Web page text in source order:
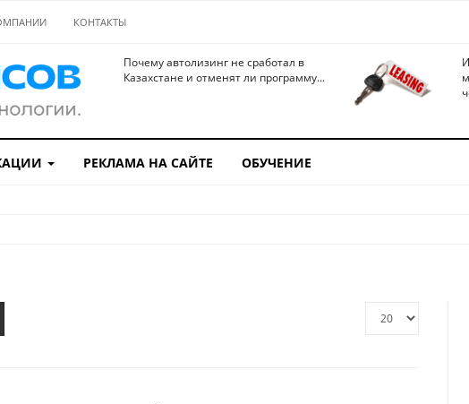
КОНТАКТЫ
Почему автолизинг не сработал в
Казахстане и отменят ли программу...
РЕКЛАМА НА САЙТЕ ОБУЧЕНИЕ